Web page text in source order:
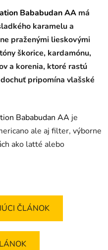
Bababudan AA má
karamelu a
praženými lieskovými
škorice, kardamónu,
a korenia, ktoré rastú
pripomína vlašské
Bababudan AA je
ale aj filter, výborne
ako latté alebo
ČLÁNOK